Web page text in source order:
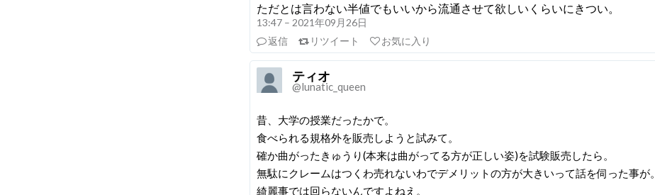
ただとは言わない半値でもいいから流通させて欲しいくらいにきつい。
13:47 – 2021年09月26日
返信
リツイート お気に入り
ティオ
@lunatic_queen
昔、大学の授業だったかで。
食べられる規格外を販売しようと試みて。
確か曲がったきゅうり(本来は曲がってる方が正しい姿)を試験販売したら。
無駄にクレームはつくわ売れないわでデメリットの方が大きいって話を伺った事が。
綺麗事では回らないんですよねえ。